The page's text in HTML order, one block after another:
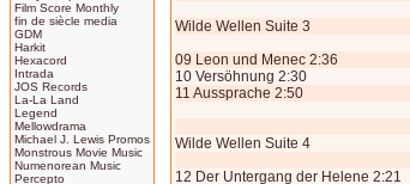
Film Score Monthly
fin de siècle media
GDM
Harkit
Hexacord
Intrada
JOS Records
La-La Land
Legend
Mellowdrama
Michael J. Lewis Promos
Monstrous Movie Music
Numenorean Music
Percepto
Wilde Wellen Suite 3
09 Leon und Menec 2:36
10 Versöhnung 2:30
11 Aussprache 2:50
Wilde Wellen Suite 4
12 Der Untergang der Helene 2:21